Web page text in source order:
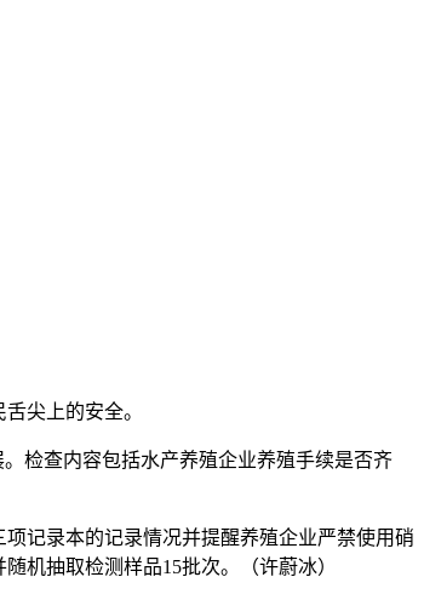
尖上的安全。
检查内容包括水产养殖企业养殖手续是否齐
记录本的记录情况并提醒养殖企业严禁使用硝
机抽取检测样品15批次。（许蔚冰）